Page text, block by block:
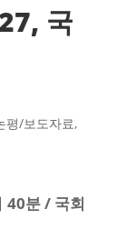
국
평/보도자료,
40분 / 국회